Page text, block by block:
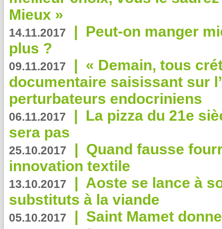
Mieux »
14.11.2017 | Peut-on manger
plus ?
09.11.2017 | « Demain, tous
documentaire saisissant sur
perturbateurs endocriniens
06.11.2017 | La pizza du 21e
sera pas
25.10.2017 | Quand fausse
innovation textile
13.10.2017 | Aoste se lance à
substituts à la viande
05.10.2017 | Saint Mamet